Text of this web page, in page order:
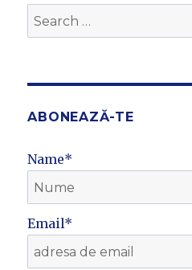
Search
for:
ABONEAZĂ-TE
Name*
Email*